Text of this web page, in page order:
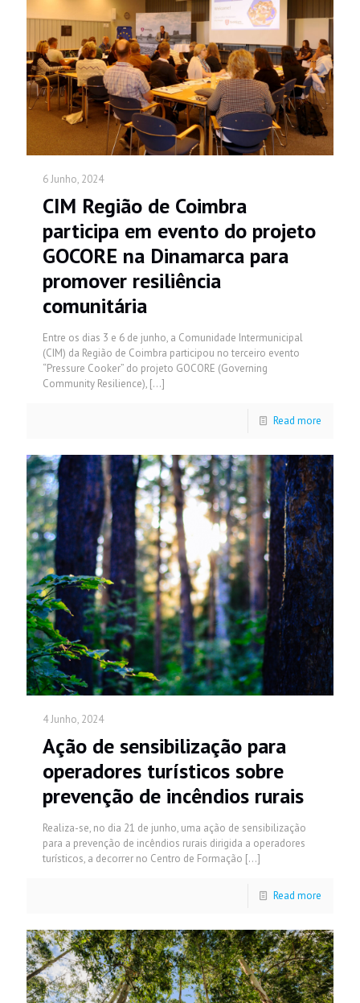
6 Junho, 2024
CIM Região de Coimbra
participa em evento do projeto
GOCORE na Dinamarca para
promover resiliência
comunitária
Entre os dias 3 e 6 de junho, a Comunidade Intermunicipal
(CIM) da Região de Coimbra participou no terceiro evento
“Pressure Cooker” do projeto GOCORE (Governing
Community Resilience), […]
Read more
4 Junho, 2024
Ação de sensibilização para
operadores turísticos sobre
prevenção de incêndios rurais
Realiza-se, no dia 21 de junho, uma ação de sensibilização
para a prevenção de incêndios rurais dirigida a operadores
turísticos, a decorrer no Centro de Formação […]
Read more